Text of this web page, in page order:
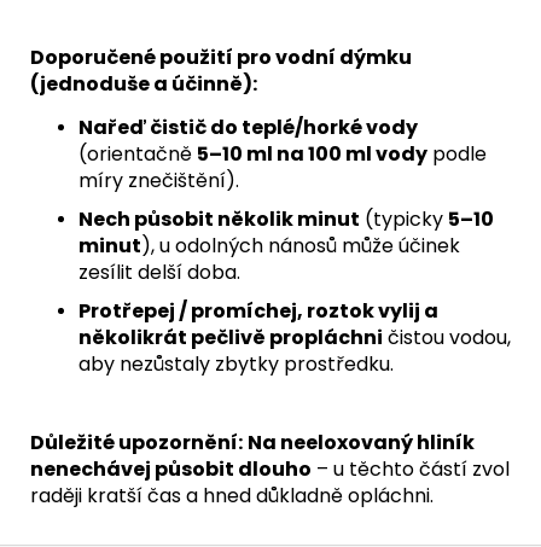
Doporučené použití pro vodní dýmku
(jednoduše a účinně):
Nařeď čistič do teplé/horké vody
(orientačně 5–10 ml na 100 ml vody podle
míry znečištění).
Nech působit několik minut (typicky 5–10
minut), u odolných nánosů může účinek
zesílit delší doba.
Protřepej / promíchej, roztok vylij a
několikrát pečlivě propláchni čistou vodou,
aby nezůstaly zbytky prostředku.
Důležité upozornění: Na neeloxovaný hliník
nenechávej působit dlouho – u těchto částí zvol
raději kratší čas a hned důkladně opláchni.